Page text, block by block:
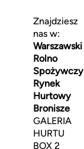
Znajdziesz
nas w:
Warszawski
Rolno
Spożywczy
Rynek
Hurtowy
Bronisze
GALERIA
HURTU
BOX 2